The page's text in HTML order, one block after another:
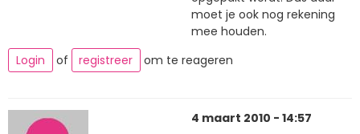
moet je ook nog rekening
mee houden.
Login
of registreer om te reageren
4 maart 2010 - 14:57